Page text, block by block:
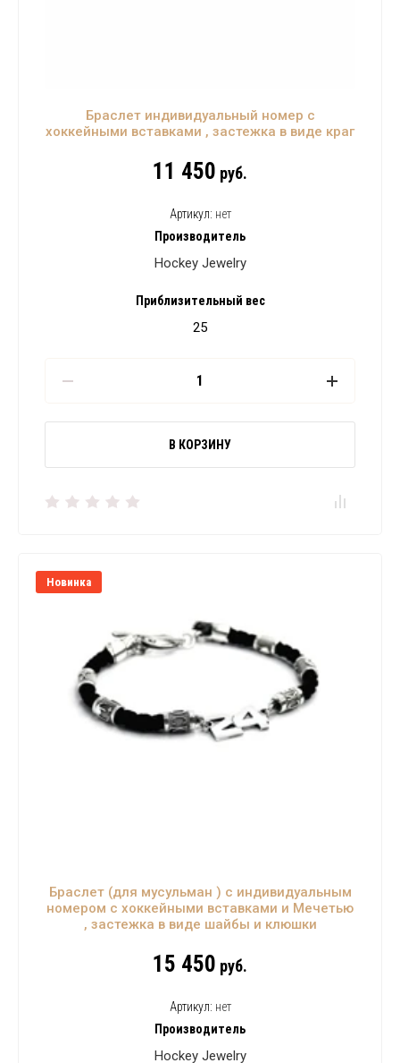
Браслет индивидуальный номер с
хоккейными вставками , застежка в виде краг
11 450 руб.
Артикул: нет
Производитель
Hockey Jewelry
Приблизительный вес
25
В КОРЗИНУ
Новинка
Браслет (для мусульман ) с индивидуальным
номером с хоккейными вставками и Мечетью
, застежка в виде шайбы и клюшки
15 450 руб.
Артикул: нет
Производитель
Hockey Jewelry